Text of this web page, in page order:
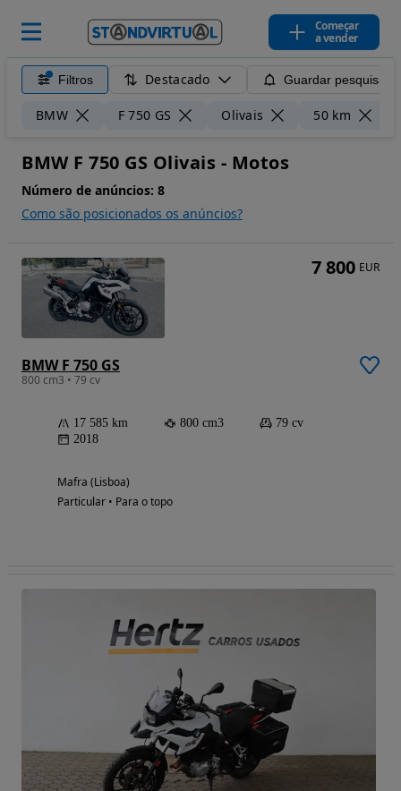
Começar
a vender
Filtros Destacado Guardar pesquisa
BMW F 750 GS Olivais 50 km
BMW F 750 GS Olivais - Motos
Número de anúncios: 8
Como são posicionados os anúncios?
BMW F 750 GS
800 cm3 • 79 cv
17 585 km 800 cm3
79 cv
2018
Mafra (Lisboa)
Particular • Para o topo
7 800 EUR